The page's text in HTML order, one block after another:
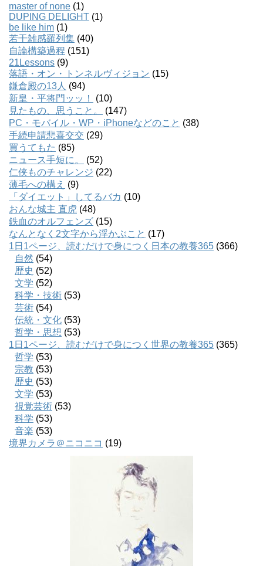
master of none (1)
DUPING DELIGHT (1)
be like him (1)
若干雑感羅列集 (40)
自論構築過程 (151)
21Lessons (9)
落語・オン・トンネルヴィジョン (15)
鎌倉殿の13人 (94)
新皇・平将門ッッ！
(10)
見たもの、思うこと。
(147)
PC・モバイル・WP・iPhoneなどのこと (38)
手続申請悲喜交交 (29)
買うてもた (85)
ニュース手短に。
(52)
仁侠ものチャレンジ (22)
薄毛への構え (9)
「ダイエット」してるバカ (10)
おんな城主 直虎 (48)
鉄血のオルフェンズ (15)
なんとなく2文字から浮かぶこと (17)
1日1ページ、読むだけで身につく日本の教養365 (366)
自然 (54)
歴史 (52)
文学 (52)
科学・技術 (53)
芸術 (54)
伝統・文化 (53)
哲学・思想 (53)
1日1ページ、読むだけで身につく世界の教養365 (365)
哲学 (53)
宗教 (53)
歴史 (53)
文学 (53)
視覚芸術 (53)
科学 (53)
音楽 (53)
境界カメラ＠ニコニコ (19)